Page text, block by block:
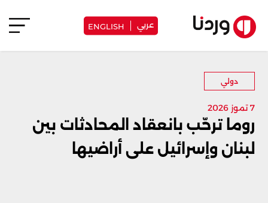
عربي ENGLISH
دولي
7 تموز 2026
روما ترحّب بانعقاد المحادثات بين
لبنان وإسرائيل على أراضيها